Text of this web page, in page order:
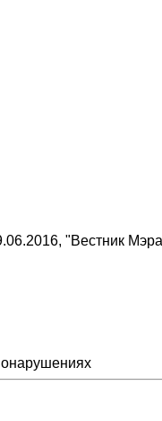
"Вестник